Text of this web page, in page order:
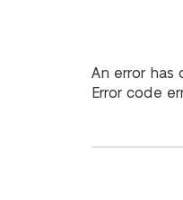
An error
Error code